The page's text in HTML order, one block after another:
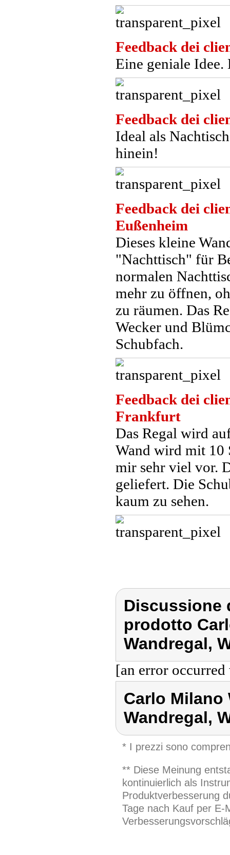
Feedback dei
Eine geniale Idee.
Feedback dei
Ideal als
hinein!
Feedback dei
Eußenheim
Dieses kleine
"Nachttisch" für
normalen
mehr zu öffnen,
zu räumen. Das
Wecker und
Schubfach.
Feedback dei
Frankfurt
Das Regal wird
Wand wird mit 10
mir sehr viel vor.
geliefert. Die
kaum zu sehen.
Discussione
prodotto
Wandregal,
[an error
Carlo Milano
Wandregal,
* I prezzi sono
** Diese Meinung
kontinuierlich als
Produktverbesserung
Tage nach Kauf per E-